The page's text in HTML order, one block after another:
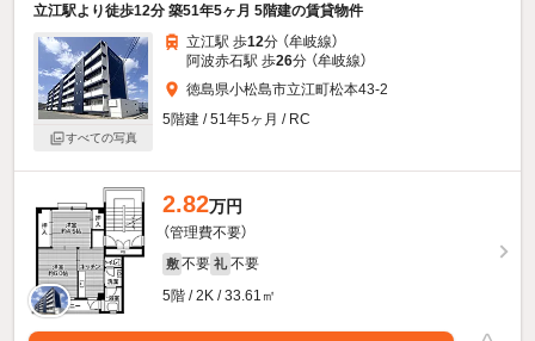
立江駅より徒歩12分 築51年5ヶ月 5階建の賃貸物件
すべての写真
立江駅 歩12分 （牟岐線）
阿波赤石駅 歩26分 （牟岐線）
徳島県小松島市立江町松本43-2
5階建 / 51年5ヶ月 / RC
2.82万円
（管理費不要）
敷 不要 礼 不要
5階 / 2K / 33.61㎡